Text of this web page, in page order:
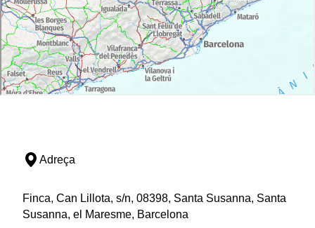
Adreça
Finca, Can Lillota, s/n, 08398, Santa Susanna, Santa
Susanna, el Maresme, Barcelona